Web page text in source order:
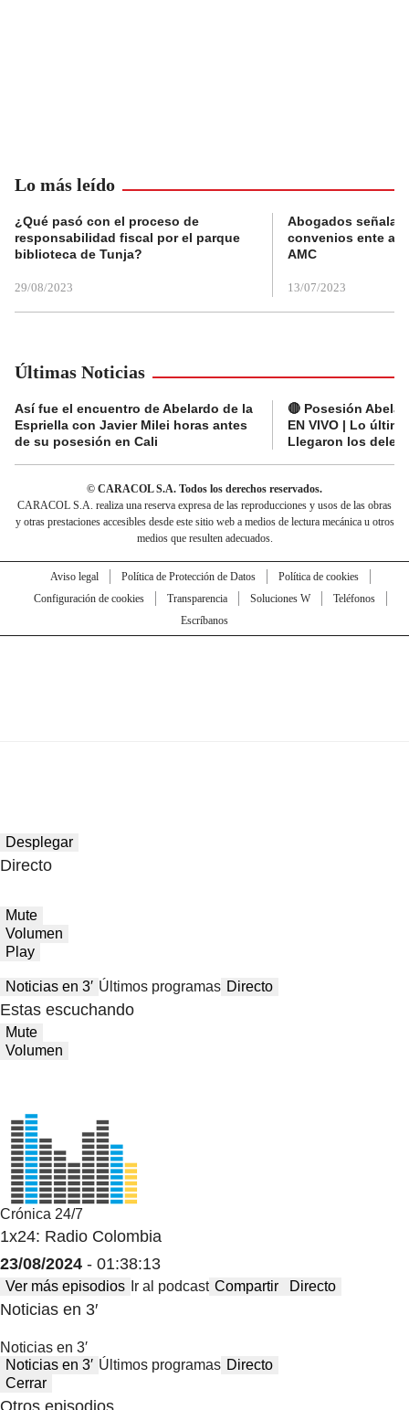
Lo más leído
¿Qué pasó con el proceso de
responsabilidad fiscal por el parque
biblioteca de Tunja?
29/08/2023
Abogados
convenios ente
AMC
13/07/2023
Últimas Noticias
Así fue el encuentro de Abelardo de la
Espriella con Javier Milei horas antes
de su posesión en Cali
🔴 Posesión
EN VIVO | Lo
Llegaron los
© CARACOL S.A. Todos los derechos reservados.
CARACOL S.A. realiza una reserva expresa de las reproducciones y usos de las obras
y otras prestaciones accesibles desde este sitio web a medios de lectura mecánica u otros
medios que resulten adecuados.
Aviso legal Política de Protección de Datos
Política de cookies
Configuración de cookies
Transparencia Soluciones W
Teléfonos
Escríbanos
Desplegar
Directo
Mute
Volumen
Play
Noticias en 3′ Últimos programas Directo
Estas escuchando
Mute
Volumen
Crónica 24/7
1x24: Radio Colombia
23/08/2024 - 01:38:13
Ver más episodios Ir al podcast Compartir Directo
Noticias en 3′
Noticias en 3′
Noticias en 3′ Últimos programas Directo
Cerrar
Otros episodios